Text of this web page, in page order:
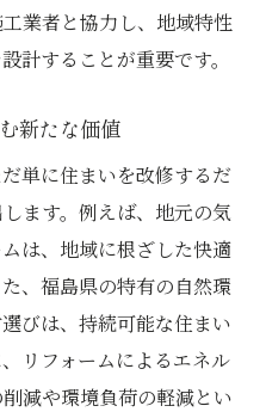
室内環境
る方法
マートハウス
設計アプローチ
設備選び
材選び
ンアプローチ
業者と協力し、地域特性
計することが重要です。
新たな価値
単に住まいを改修するだ
ます。例えば、地元の気
は、地域に根ざした快適
、福島県の特有の自然環
びは、持続可能な住まい
リフォームによるエネル
減や環境負荷の軽減とい